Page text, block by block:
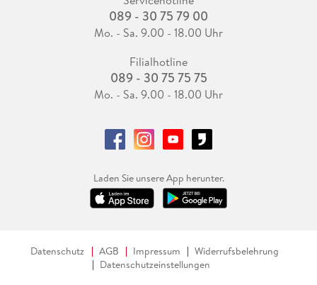
089 - 30 75 79 00
Mo. - Sa. 9.00 - 18.00 Uhr
Filialhotline
089 - 30 75 75 75
Mo. - Sa. 9.00 - 18.00 Uhr
Laden Sie unsere App herunter.
Datenschutz AGB Impressum
Widerrufsbelehrung
Datenschutzeinstellungen